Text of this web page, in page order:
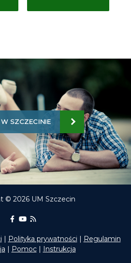
SZCZECINIE
© 2026 UM Szczecin
Portal Edukacyjny na Facebooku
kanał Youtube Portalu
| Polityka prywatności | Regulamin
| Pomoc| Instrukcja